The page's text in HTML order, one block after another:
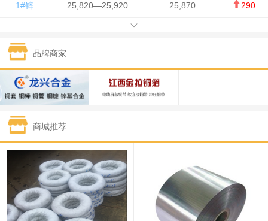
1#锌 25,820—25,920 25,870 290
1#锡 434,000—436,000
1#镍 129,550—130,750
1#白银 15,100—15,110 15,105 -70
钯金
1#钴 321,000—341,000
89,000—95,000 92,000
2#锑 85,000—91,000 88,000 1,000
品牌商家
商城推荐